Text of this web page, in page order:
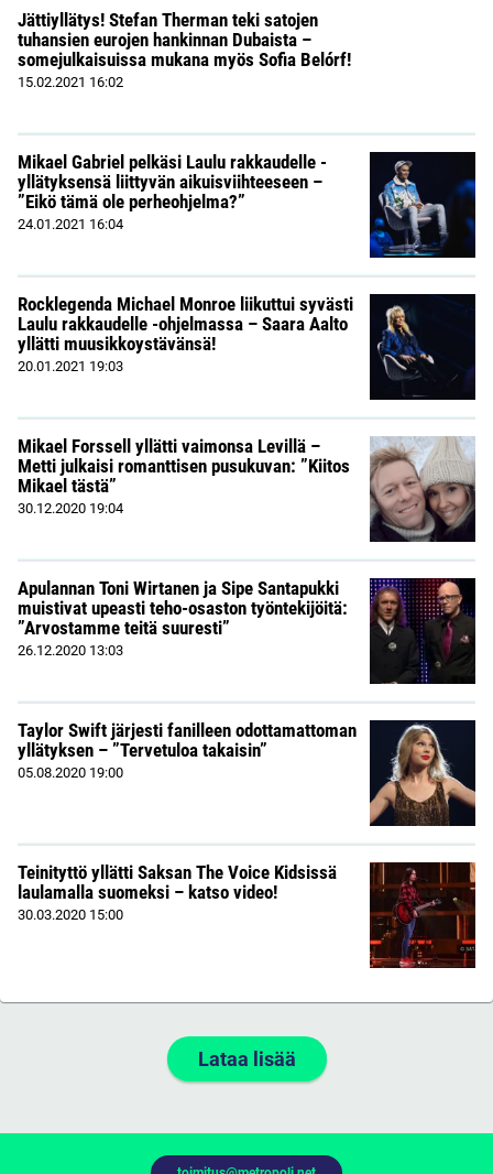
Jättiyllätys! Stefan Therman teki satojen
tuhansien eurojen hankinnan Dubaista –
somejulkaisuissa mukana myös Sofia Belórf!
15.02.2021 16:02
Mikael Gabriel pelkäsi Laulu rakkaudelle -
yllätyksensä liittyvän aikuisviihteeseen –
”Eikö tämä ole perheohjelma?”
24.01.2021 16:04
Rocklegenda Michael Monroe liikuttui syvästi
Laulu rakkaudelle -ohjelmassa – Saara Aalto
yllätti muusikkoystävänsä!
20.01.2021 19:03
Mikael Forssell yllätti vaimonsa Levillä –
Metti julkaisi romanttisen pusukuvan: ”Kiitos
Mikael tästä”
30.12.2020 19:04
Apulannan Toni Wirtanen ja Sipe Santapukki
muistivat upeasti teho-osaston työntekijöitä:
”Arvostamme teitä suuresti”
26.12.2020 13:03
Taylor Swift järjesti fanilleen odottamattoman
yllätyksen – ”Tervetuloa takaisin”
05.08.2020 19:00
Teinityttö yllätti Saksan The Voice Kidsissä
laulamalla suomeksi – katso video!
30.03.2020 15:00
Lataa lisää